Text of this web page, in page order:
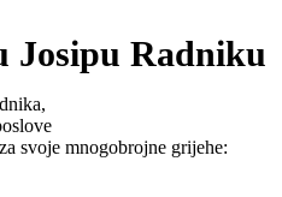
Josipu Radniku
svoje mnogobrojne grijehe: